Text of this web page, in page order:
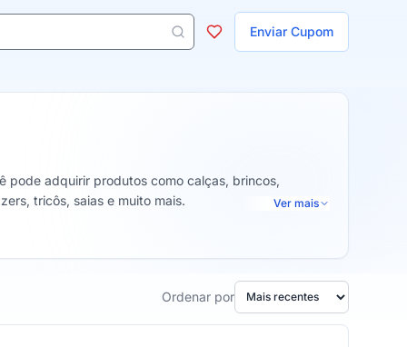
Enviar Cupom
pode adquirir produtos como calças, brincos,
tricôs, saias e muito mais.
Ver mais
Ordenar por